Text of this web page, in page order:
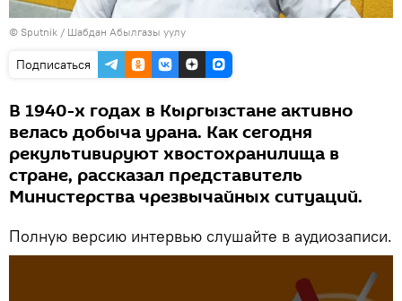
© Sputnik / Шабдан Абылгазы уулу
Подписаться
В 1940-х годах в Кыргызстане активно
велась добыча урана. Как сегодня
рекультивируют хвостохранилища в
стране, рассказал представитель
Министерства чрезвычайных ситуаций.
Полную версию интервью слушайте в аудиозаписи.